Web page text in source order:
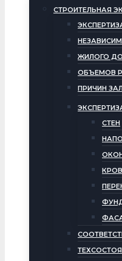
СТРОИТЕЛЬНАЯ
ЖИЛОГО
ОБЪЕМОВ
ПРИЧИН
СТЕН